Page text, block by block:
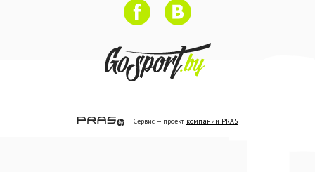
Сервис — проект компании PRAS